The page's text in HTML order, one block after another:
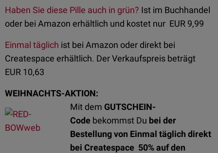
Haben Sie diese Pille auch in grün? Ist im Buchhandel
oder bei Amazon erhältlich und kostet nur EUR 9,99
Einmal täglich ist bei Amazon oder direkt bei
Createspace erhältlich. Der Verkaufspreis beträgt
EUR 10,63
WEIHNACHTS-AKTION:
Mit dem GUTSCHEIN-
Code bekommst Du bei der
Bestellung von Einmal täglich direkt
bei Createspace 50% auf den